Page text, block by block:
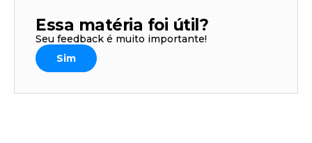
Essa matéria foi útil?
Seu feedback é muito importante!
Sim